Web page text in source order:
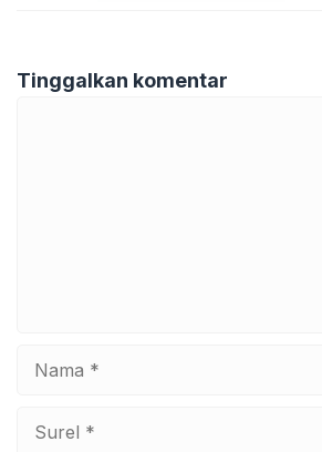
Tinggalkan komentar